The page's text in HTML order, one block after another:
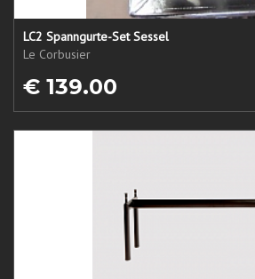
LC2 Spanngurte-Set Sessel
Le Corbusier
€ 139.00